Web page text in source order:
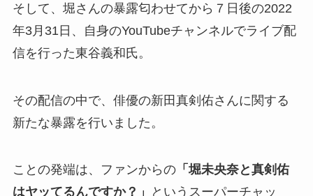
そして、堀さんの暴露匂わせてから７日後の2022
年3月31日、自身のYouTubeチャンネルでライブ配
信を行った東谷義和氏。
その配信の中で、俳優の新田真剣佑さんに関する
新たな暴露を行いました。
ことの発端は、ファンからの「堀未央奈と真剣佑
はヤッてるんですか？」
というスーパーチャッ